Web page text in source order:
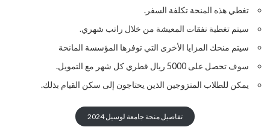
تغطي هذه المنحة تكلفة السفر.
سيتم تغطية نفقات المعيشة من خلال راتب شهري.
سيتم منحك المزايا الأخرى التي توفرها المؤسسة المانحة
سوف تحصل على 5000 ريال قطري كل شهر مع التمويل.
يمكن للطلاب المتزوجين الذين يحتاجون إلى سكن القيام بذلك.
تفاصيل منحة جامعة لوسيل 2024